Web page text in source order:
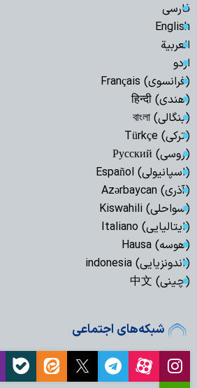
فارسی
English
العربیة
اردو
(فرانسوی) Français
(هندی) हिन्दी
(بنگالی) বাংলা
(ترکی) Türkçe
(روسی) Русский
(اسپانیولی) Español
(آذری) Azərbaycan
(سواحلی) Kiswahili
(ایتالیایی) Italiano
(هوسه) Hausa
(اندونزیایی) indonesia
(چینی) 中文
شبکه‌های اجتماعی